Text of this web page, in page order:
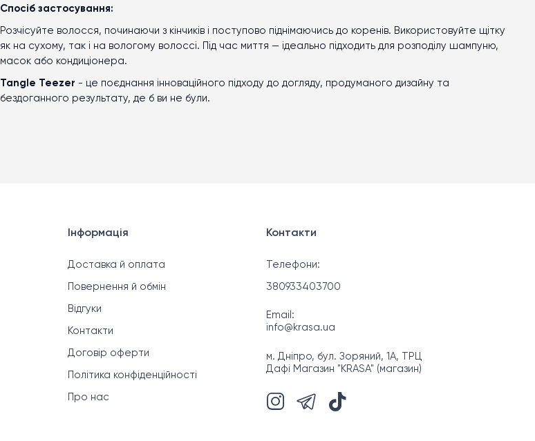
Спосіб застосування:
Розчісуйте волосся, починаючи з кінчиків і поступово піднімаючись до коренів. Використовуйте щітку
як на сухому, так і на вологому волоссі. Під час миття — ідеально підходить для розподілу шампуню,
масок або кондиціонера.
Tangle Teezer - це поєднання інноваційного підходу до догляду, продуманого дизайну та
бездоганного результату, де б ви не були.
Інформація
Доставка й оплата
Повернення й обмін
Відгуки
Контакти
Договір оферти
Політика конфіденційності
Про нас
Контакти
Телефони:
380933403700
Email:
info@krasa.ua
м. Дніпро, бул. Зоряний, 1А, ТРЦ
Дафі Магазин "KRASA" (магазин)